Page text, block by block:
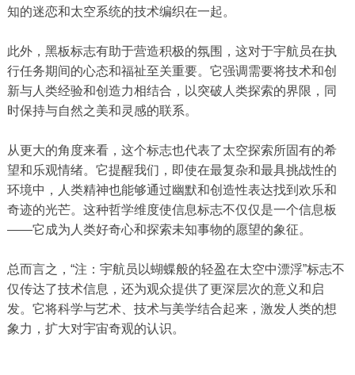
知的迷恋和太空系统的技术编织在一起。
此外，黑板标志有助于营造积极的氛围，这对于宇航员在执
行任务期间的心态和福祉至关重要。它强调需要将技术和创
新与人类经验和创造力相结合，以突破人类探索的界限，同
时保持与自然之美和灵感的联系。
从更大的角度来看，这个标志也代表了太空探索所固有的希
望和乐观情绪。它提醒我们，即使在最复杂和最具挑战性的
环境中，人类精神也能够通过幽默和创造性表达找到欢乐和
奇迹的光芒。这种哲学维度使信息标志不仅仅是一个信息板
——它成为人类好奇心和探索未知事物的愿望的象征。
总而言之，“注：宇航员以蝴蝶般的轻盈在太空中漂浮”标志不
仅传达了技术信息，还为观众提供了更深层次的意义和启
发。它将科学与艺术、技术与美学结合起来，激发人类的想
象力，扩大对宇宙奇观的认识。